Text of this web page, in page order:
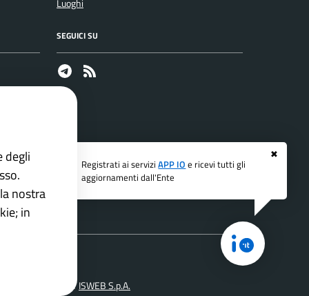
✖
Registrati ai serviziAPP IO e ricevi tutti gli
aggiornamenti dall'Ente
Luoghi
SEGUICI SU
Telegram
diISWEB S.p.A.
degli
nostra
in